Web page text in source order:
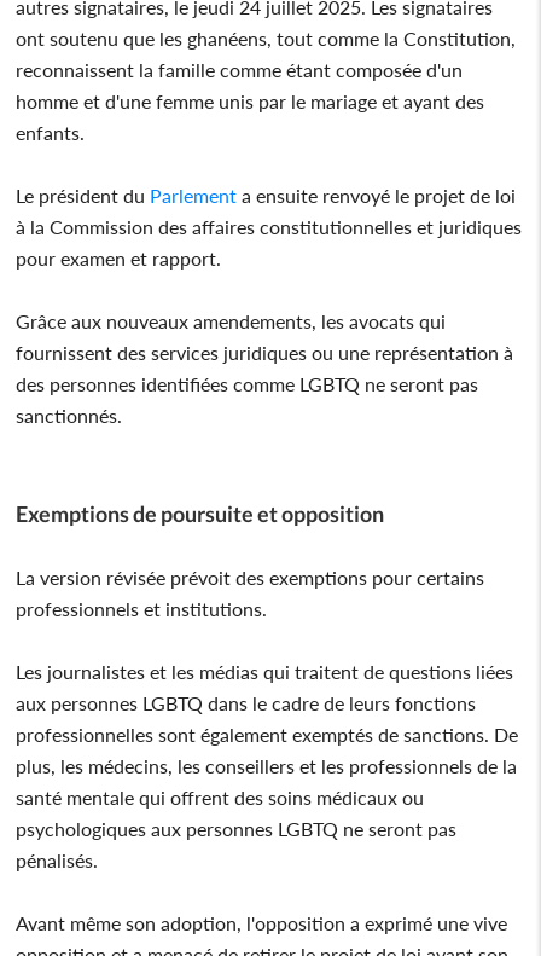
autres signataires, le jeudi 24 juillet 2025. Les signataires
ont soutenu que les ghanéens, tout comme la Constitution,
reconnaissent la famille comme étant composée d'un
homme et d'une femme unis par le mariage et ayant des
enfants.
Le président du Parlement a ensuite renvoyé le projet de loi
à la Commission des affaires constitutionnelles et juridiques
pour examen et rapport.
Grâce aux nouveaux amendements, les avocats qui
fournissent des services juridiques ou une représentation à
des personnes identifiées comme LGBTQ ne seront pas
sanctionnés.
Exemptions de poursuite et opposition
La version révisée prévoit des exemptions pour certains
professionnels et institutions.
Les journalistes et les médias qui traitent de questions liées
aux personnes LGBTQ dans le cadre de leurs fonctions
professionnelles sont également exemptés de sanctions. De
plus, les médecins, les conseillers et les professionnels de la
santé mentale qui offrent des soins médicaux ou
psychologiques aux personnes LGBTQ ne seront pas
pénalisés.
Avant même son adoption, l'opposition a exprimé une vive